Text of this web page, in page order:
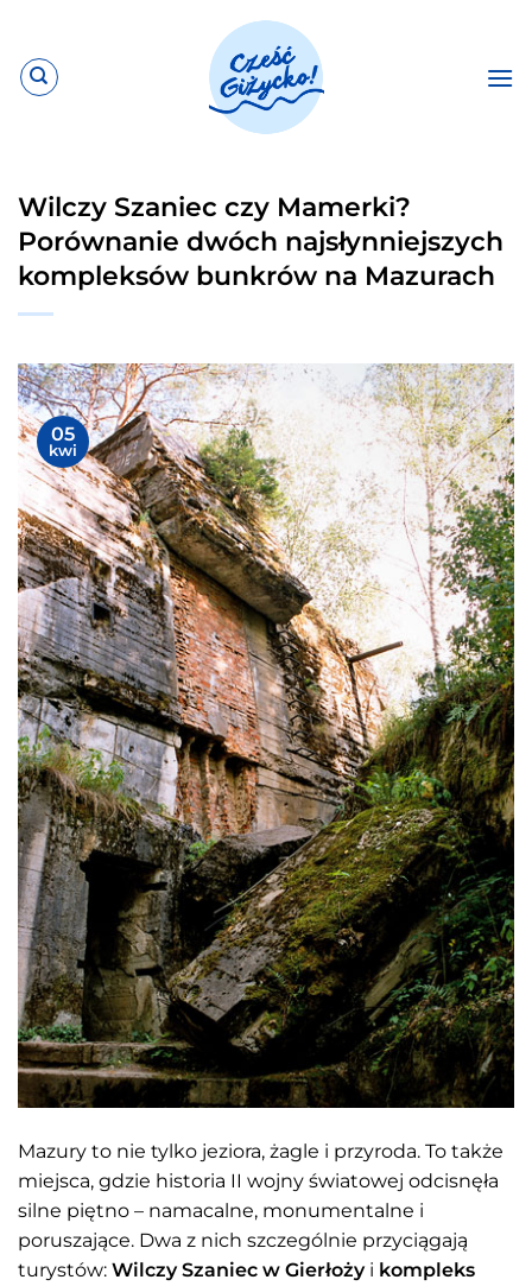
zawartości
Wilczy Szaniec czy Mamerki?
Porównanie dwóch najsłynniejszych
kompleksów bunkrów na Mazurach
05
kwi
Mazury to nie tylko jeziora, żagle i przyroda. To także
miejsca, gdzie historia II wojny światowej odcisnęła
silne piętno – namacalne, monumentalne i
poruszające. Dwa z nich szczególnie przyciągają
turystów: Wilczy Szaniec w Gierłożyi kompleks